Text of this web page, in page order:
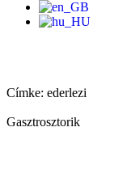
Címke: ederlezi
Gasztrosztorik